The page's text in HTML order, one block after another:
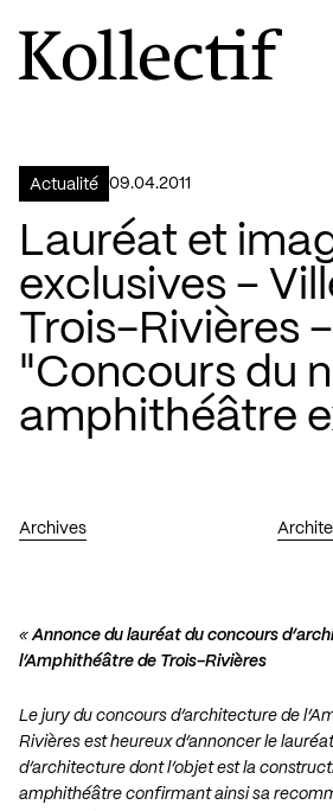
Aller à la page d'accueil
Logo Kollectif
Actualité 09.04.2011
Lauréat et
exclusives –
Trois-Rivières –
"Concours du
amphithéâtre
Archives
«Annonce du lauréat du concours
l’Amphithéâtre de Trois-Rivières
Le jury du concours d’architecture de
Rivières est heureux d’annoncer le
d’architecture dont l’objet est la
amphithéâtre confirmant ainsi sa